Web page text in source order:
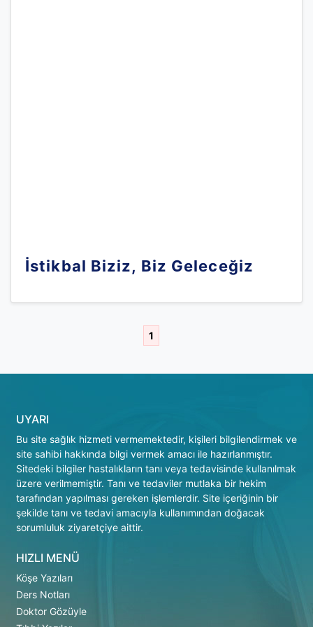
İstikbal Biziz, Biz Geleceğiz
1
UYARI
Bu site sağlık hizmeti vermemektedir, kişileri bilgilendirmek ve
site sahibi hakkında bilgi vermek amacı ile hazırlanmıştır.
Sitedeki bilgiler hastalıkların tanı veya tedavisinde kullanılmak
üzere verilmemiştir. Tanı ve tedaviler mutlaka bir hekim
tarafından yapılması gereken işlemlerdir. Site içeriğinin bir
şekilde tanı ve tedavi amacıyla kullanımından doğacak
sorumluluk ziyaretçiye aittir.
HIZLI MENÜ
Köşe Yazıları
Ders Notları
Doktor Gözüyle